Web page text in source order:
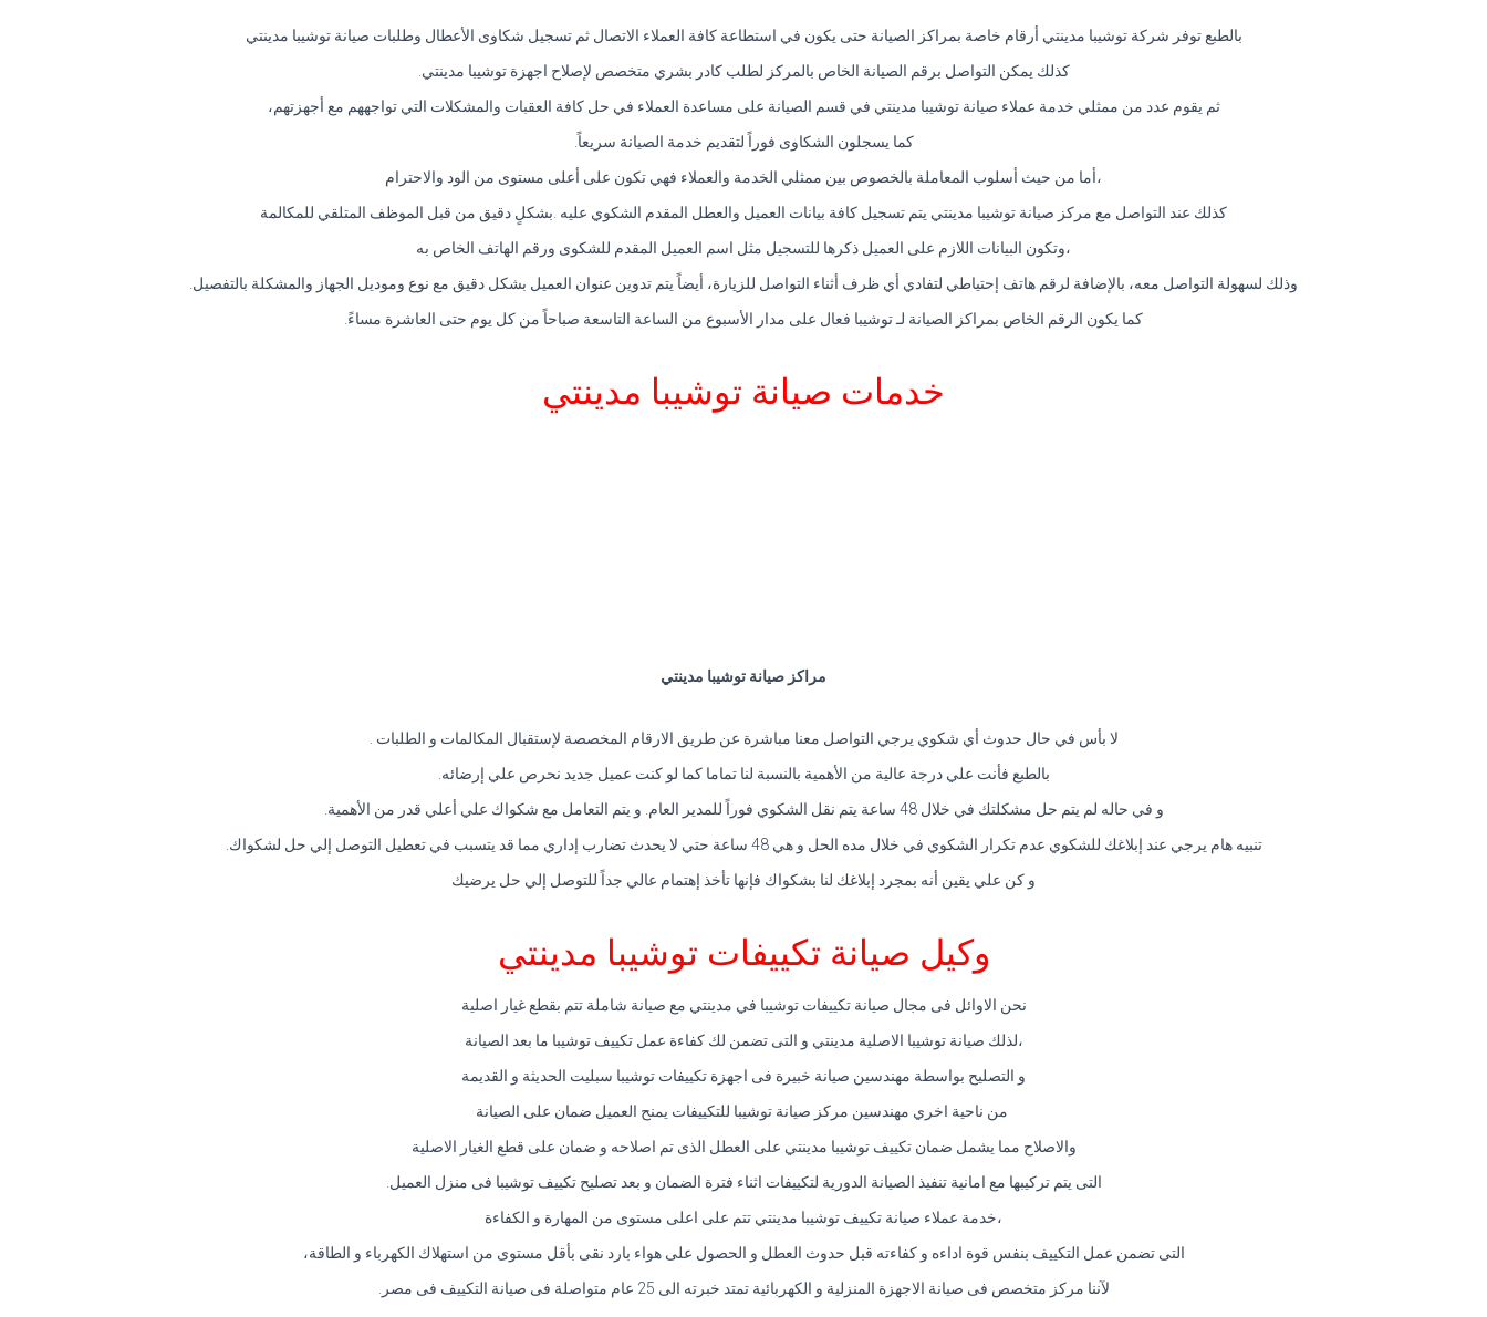
بالطبع توفر شركة توشيبا مدينتي أرقام خاصة بمراكز الصيانة حتى يكون في استطاعة كافة العملاء الاتصال ثم تسجيل شكاوى الأعطال وطلبات صيانة توشيبا مدينتي
كذلك يمكن التواصل برقم الصيانة الخاص بالمركز لطلب كادر بشري متخصص لإصلاح اجهزة توشيبا مدينتي.
ثم يقوم عدد من ممثلي خدمة عملاء صيانة توشيبا مدينتي في قسم الصيانة على مساعدة العملاء في حل كافة العقبات والمشكلات التي تواجههم مع أجهزتهم،
كما يسجلون الشكاوى فوراً لتقديم خدمة الصيانة سريعاً.
،أما من حيث أسلوب المعاملة بالخصوص بين ممثلي الخدمة والعملاء فهي تكون على أعلى مستوى من الود والاحترام
كذلك عند التواصل مع مركز صيانة توشيبا مدينتي يتم تسجيل كافة بيانات العميل والعطل المقدم الشكوي عليه .بشكلٍ دقيق من قبل الموظف المتلقي للمكالمة
،وتكون البيانات اللازم على العميل ذكرها للتسجيل مثل اسم العميل المقدم للشكوى ورقم الهاتف الخاص به
وذلك لسهولة التواصل معه، بالإضافة لرقم هاتف إحتياطي لتفادي أي ظرف أثناء التواصل للزيارة، أيضاً يتم تدوين عنوان العميل بشكل دقيق مع نوع وموديل الجهاز والمشكلة بالتفصيل.
كما يكون الرقم الخاص بمراكز الصيانة لـ توشيبا فعال على مدار الأسبوع من الساعة التاسعة صباحاً من كل يوم حتى العاشرة مساءً.
خدمات صيانة توشيبا مدينتي
مراكز صيانة توشيبا مدينتي
لا بأس في حال حدوث أي شكوي يرجي التواصل معنا مباشرة عن طريق الارقام المخصصة لإستقبال المكالمات و الطلبات .
بالطبع فأنت علي درجة عالية من الأهمية بالنسبة لنا تماما كما لو كنت عميل جديد نحرص علي إرضائه.
و في حاله لم يتم حل مشكلتك في خلال 48 ساعة يتم نقل الشكوي فوراً للمدير العام. و يتم التعامل مع شكواك علي أعلي قدر من الأهمية.
تنبيه هام يرجي عند إبلاغك للشكوي عدم تكرار الشكوي في خلال مده الحل و هي 48 ساعة حتي لا يحدث تضارب إداري مما قد يتسبب في تعطيل التوصل إلي حل لشكواك.
و كن علي يقين أنه بمجرد إبلاغك لنا بشكواك فإنها تأخذ إهتمام عالي جداً للتوصل إلي حل يرضيك
وكيل صيانة تكييفات توشيبا مدينتي
نحن الاوائل فى مجال صيانة تكييفات توشيبا في مدينتي مع صيانة شاملة تتم بقطع غيار اصلية
،لذلك صيانة توشيبا الاصلية مدينتي و التى تضمن لك كفاءة عمل تكييف توشيبا ما بعد الصيانة
و التصليح بواسطة مهندسين صيانة خبيرة فى اجهزة تكييفات توشيبا سبليت الحديثة و القديمة
من ناحية اخري مهندسين مركز صيانة توشيبا للتكييفات يمنح العميل ضمان على الصيانة
والاصلاح مما يشمل ضمان تكييف توشيبا مدينتي على العطل الذى تم اصلاحه و ضمان على قطع الغيار الاصلية
التى يتم تركيبها مع امانية تنفيذ الصيانة الدورية لتكييفات اثناء فترة الضمان و بعد تصليح تكييف توشيبا فى منزل العميل.
،خدمة عملاء صيانة تكييف توشيبا مدينتي تتم على اعلى مستوى من المهارة و الكفاءة
التى تضمن عمل التكييف بنفس قوة اداءه و كفاءته قبل حدوث العطل و الحصول على هواء بارد نقى بأقل مستوى من استهلاك الكهرباء و الطاقة،
لآننا مركز متخصص فى صيانة الاجهزة المنزلية و الكهربائية تمتد خبرته الى 25 عام متواصلة فى صيانة التكييف فى مصر.